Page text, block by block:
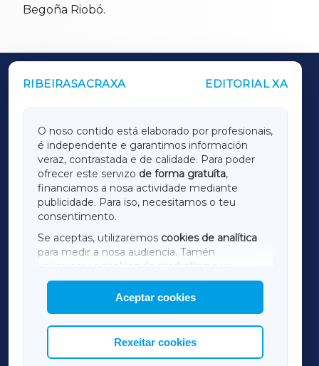
Begoña Riobó.
RIBEIRASACRAXA EDITORIAL XA
O noso contido está elaborado por profesionais,
é independente e garantimos información
veraz, contrastada e de calidade. Para poder
ofrecer este servizo de forma gratuíta,
financiamos a nosa actividade mediante
publicidade. Para iso, necesitamos o teu
consentimento.
Se aceptas, utilizaremos cookies de analítica
para medir a nosa audiencia. Tamén
utilizaremos
cookies de marketing
mostrar publicidade de terceiros.
Así mesmo, podes personalizar a elección das
cookies que desexas permitir.
Aceptar cookies
Rexeitar cookies
OUTROS PERIÓDICOS
LUGOXA
TERRACHAXA
AMARIÑAXA
RIBEIRASACRAXA
ACORUÑAXA